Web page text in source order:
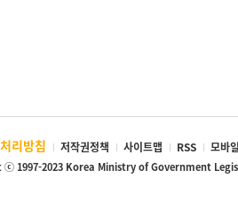
리방침 저작권정책 사이트맵 RSS 모바
ⓒ 1997-2023 Korea Ministry of Government